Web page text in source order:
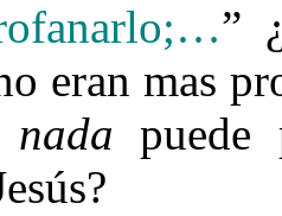
”
eran mas
nada puede